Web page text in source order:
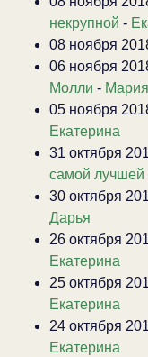
некрупной -
08 ноября
06 ноября
Молли - Мария
05 ноября
Екатерина
31 октября
самой лучшей
30 октября
Дарья
26 октября
Екатерина
25 октября
Екатерина
24 октября
Екатерина